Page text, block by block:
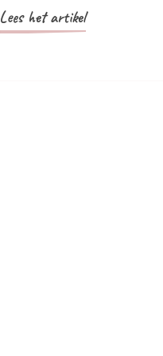
Lees het artikel